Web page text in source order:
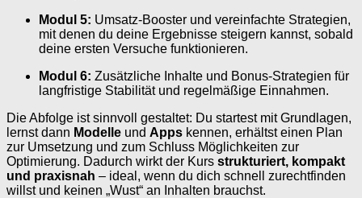
Modul 5: Umsatz-Booster und vereinfachte Strategien,
mit denen du deine Ergebnisse steigern kannst, sobald
deine ersten Versuche funktionieren.
Modul 6: Zusätzliche Inhalte und Bonus-Strategien für
langfristige Stabilität und regelmäßige Einnahmen.
Die Abfolge ist sinnvoll gestaltet: Du startest mit Grundlagen,
lernst dann Modelle und Apps kennen, erhältst einen Plan
zur Umsetzung und zum Schluss Möglichkeiten zur
Optimierung. Dadurch wirkt der Kurs strukturiert, kompakt
und praxisnah – ideal, wenn du dich schnell zurechtfinden
willst und keinen „Wust“ an Inhalten brauchst.